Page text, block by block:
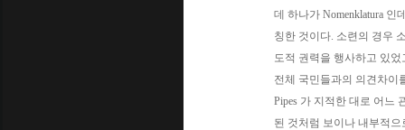
데 하나가 Nomenklatura
칭한 것이다. 소련의 경우
도적 권력을 행사하고 있
전체 국민들과의 의견차이
Pipes 가 지적한 대로 어느
된 것처럼 보이나 내부적